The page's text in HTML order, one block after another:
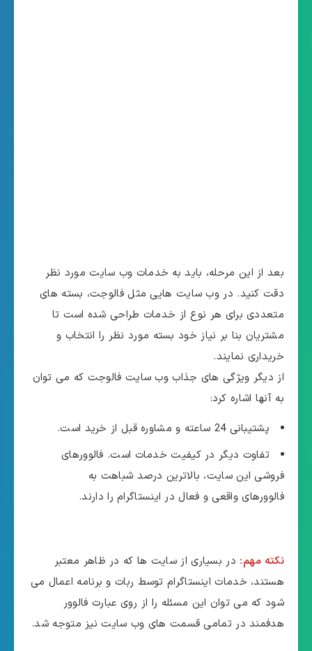
بعد از این مرحله، باید به خدمات وب سایت مورد نظر
دقت کنید. در وب سایت هایی مثل فالوجت، بسته های
متعددی برای هر نوع از خدمات طراحی شده است تا
مشتریان بنا بر نیاز خود بسته مورد نظر را انتخاب و
خریداری نمایند.
از دیگر ویژگی های جذاب وب سایت فالوجت که می توان
به آنها اشاره کرد:
پشتیبانی 24 ساعته و مشاوره قبل از خرید است.
تفاوت دیگر در کیفیت خدمات است. فالوورهای
فروشی این سایت، بالاترین درصد شباهت به
فالوورهای واقعی و فعال در اینستاگرام را دارند.
نکته مهم: در بسیاری از سایت ها که در ظاهر معتبر
هستند، خدمات اینستاگرام توسط ربات و برنامه اعمال می
شود که می توان این مسئله را از روی عبارت فالوور
هدفمند در تمامی قسمت های وب سایت نیز متوجه شد.